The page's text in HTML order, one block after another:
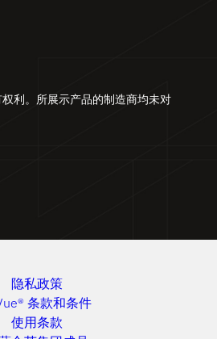
利。所展示产品的制造商均未对
隐私政策
条款和条件
使用条款